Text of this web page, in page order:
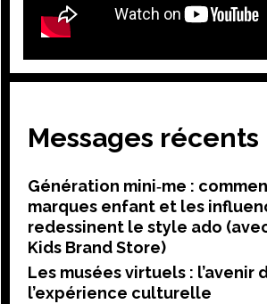
Messages récents
Génération mini‑me :
marques enfant et les
redessinent le style ado
Kids Brand Store)
Les musées virtuels : l’avenir
l’expérience culturelle